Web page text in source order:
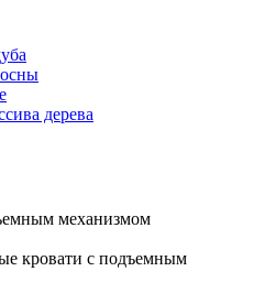
дерева
механизмом
кровати с подъемным